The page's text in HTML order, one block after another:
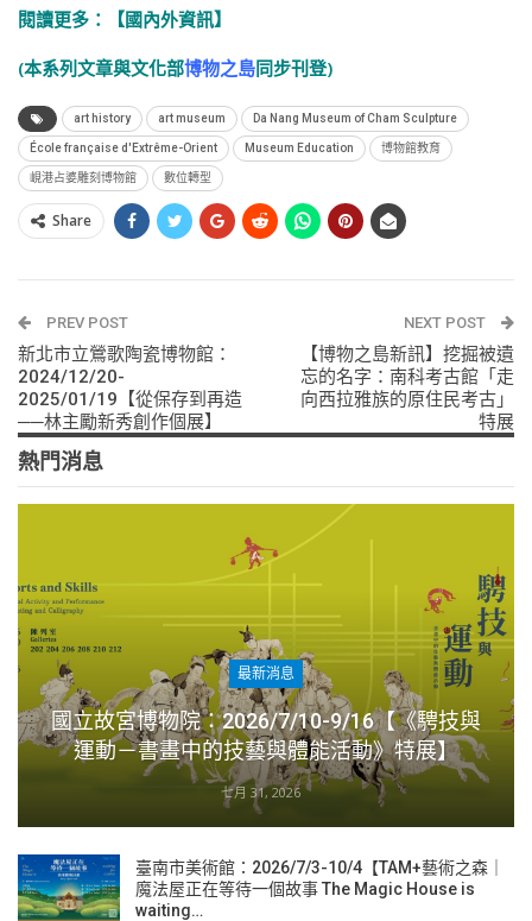
閱讀更多： 【國內外資訊】
(本系列文章與文化部博物之島同步刊登)
art history art museum Da Nang Museum of Cham Sculpture
École française d'Extrême-Orient Museum Education 博物館教育
峴港占婆雕刻博物館 數位轉型
Share
PREV POST
新北市立鶯歌陶瓷博物館：
2024/12/20-
2025/01/19【從保存到再造
──林主勵新秀創作個展】
NEXT POST
【博物之島新訊】挖掘被遺
忘的名字：南科考古館「走
向西拉雅族的原住民考古」
特展
熱門消息
最新消息
國立故宮博物院：2026/7/10-9/16【《騁技與
運動－書畫中的技藝與體能活動》特展】
七月 31, 2026
臺南市美術館：2026/7/3-10/4【TAM+藝術之森｜
魔法屋正在等待一個故事 The Magic House is
waiting…